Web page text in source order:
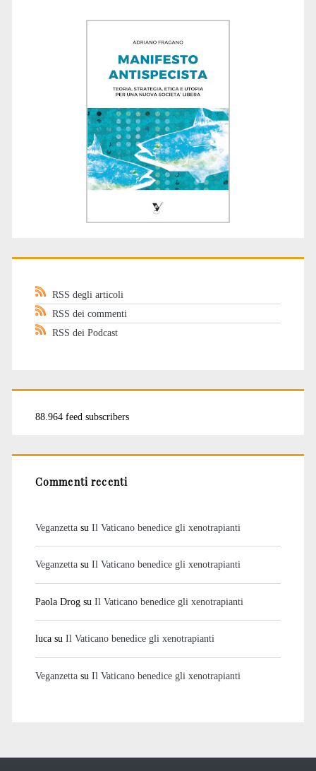
RSS degli articoli
RSS dei commenti
RSS dei Podcast
88.964 feed subscribers
Commenti recenti
Veganzettasu Il Vaticano benedice gli xenotrapianti
Veganzettasu Il Vaticano benedice gli xenotrapianti
Paola Drogsu Il Vaticano benedice gli xenotrapianti
lucasu Il Vaticano benedice gli xenotrapianti
Veganzettasu Il Vaticano benedice gli xenotrapianti